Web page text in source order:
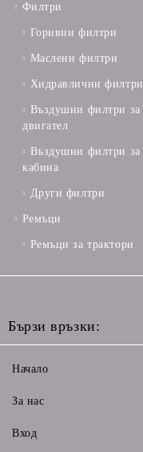
Филтри
Горивни филтри
Маслени филтри
Хидравлични филтри
Въздушни филтри за
двигател
Въздушни филтри за
кабина
Други филтри
Ремъци
Ремъци за трактори
Бързи връзки:
Начало
За нас
Вход